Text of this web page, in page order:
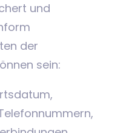
und
der
sein: